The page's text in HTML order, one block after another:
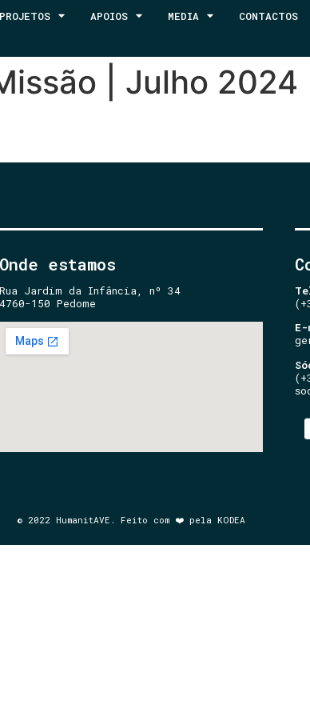
PROJETOS APOIOS MEDIA CONTACTOS
| Julho 2024
Onde estamos
Rua Jardim da Infância, nº 34
4760-150 Pedome
© 2022 HumanitAVE. Feito com ❤️ pela KODEA